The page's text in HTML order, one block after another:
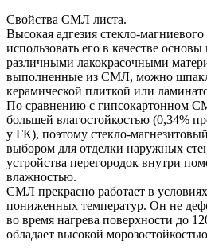
Свойства СМЛ листа.
Высокая адгезия стекло-магниевого
использовать его в качестве
различными лакокрасочными
выполненные из СМЛ, можно
керамической плиткой или
По сравнению с гипсокартонном
большей влагостойкостью (0,34%
у ГК), поэтому стекло-
выбором для отделки наружных
устройства перегородок внутри
влажностью.
СМЛ прекрасно работает в
пониженных температур. Он не
во время нагрева поверхности до
обладает высокой